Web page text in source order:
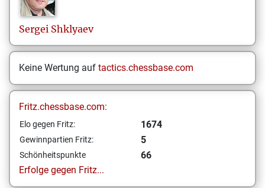
Sergei Shklyaev
Keine Wertung auf tactics.chessbase.com
Fritz.chessbase.com:
Elo gegen Fritz: 1674
Gewinnpartien Fritz: 5
Schönheitspunkte
66
Erfolge gegen Fritz...